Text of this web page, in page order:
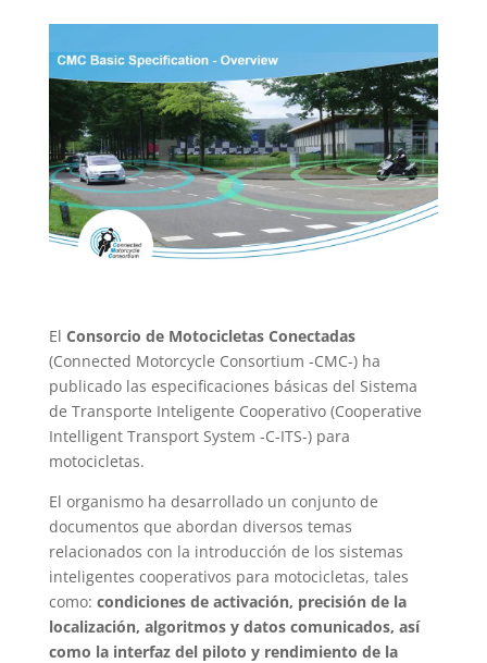
El Consorcio de Motocicletas Conectadas
(Connected Motorcycle Consortium -CMC-) ha
publicado las especificaciones básicas del Sistema
de Transporte Inteligente Cooperativo (Cooperative
Intelligent Transport System -C-ITS-) para
motocicletas.
El organismo ha desarrollado un conjunto de
documentos que abordan diversos temas
relacionados con la introducción de los sistemas
inteligentes cooperativos para motocicletas, tales
como: condiciones de activación, precisión de la
localización, algoritmos y datos comunicados, así
como la interfaz del piloto y rendimiento de la